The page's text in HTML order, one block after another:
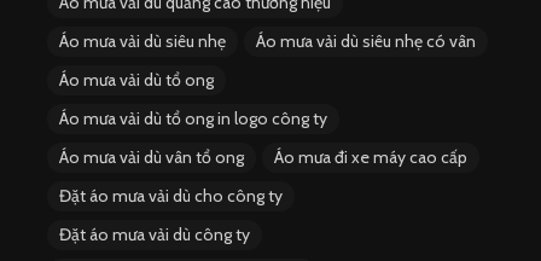
Áo mưa vải dù siêu nhẹ
Áo mưa vải dù siêu nhẹ có vân
Áo mưa vải dù tổ ong
Áo mưa vải dù tổ ong in logo công ty
Áo mưa vải dù vân tổ ong
Áo mưa đi xe máy cao cấp
Đặt áo mưa vải dù cho công ty
Đặt áo mưa vải dù công ty